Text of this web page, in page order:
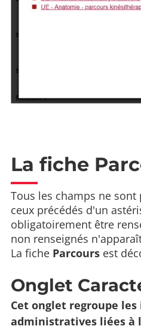
La fiche
Tous les champs ne
ceux précédés d'un
obligatoirement être
non renseignés
La fiche Parcours est
Onglet
Cet onglet regroupe
administratives liées à